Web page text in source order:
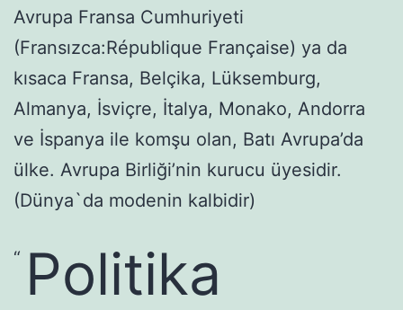
Avrupa Fransa Cumhuriyeti
(Fransızca:République Française) ya da
kısaca Fransa, Belçika, Lüksemburg,
Almanya, İsviçre, İtalya, Monako, Andorra
ve İspanya ile komşu olan, Batı Avrupa’da
ülke. Avrupa Birliği’nin kurucu üyesidir.
(Dünya`da modenin kalbidir)
Politika